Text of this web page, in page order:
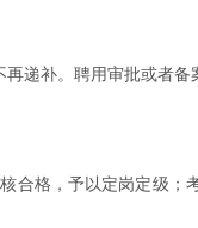
递补。聘用审批或者备
合格，予以定岗定级；